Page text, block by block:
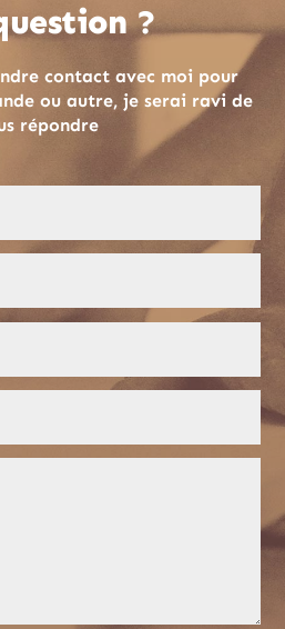
?
contact avec moi pour
ou autre, je serai ravi de
répondre